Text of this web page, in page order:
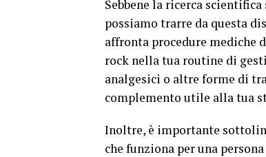
Sebbene la ricerca
possiamo trarre da questa
affronta procedure mediche
rock nella tua routine di
analgesici o altre forme di
complemento utile alla tua
Inoltre, è importante
che funziona per una